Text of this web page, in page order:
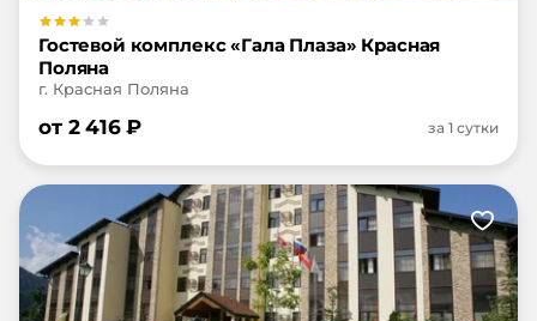
Гостевой комплекс «Гала Плаза» Красная
Поляна
г. Красная Поляна
от 2 416₽ за 1 сутки